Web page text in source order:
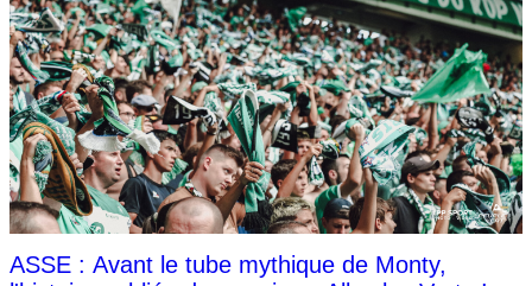
ASSE : Avant le tube mythique de Monty,